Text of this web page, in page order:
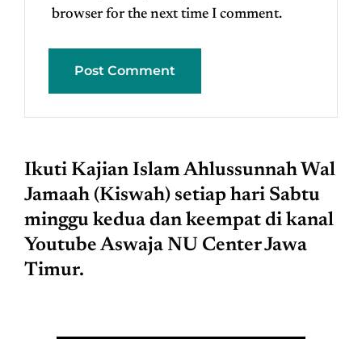
browser for the next time I comment.
Ikuti Kajian Islam Ahlussunnah Wal
Jamaah (Kiswah) setiap hari Sabtu
minggu kedua dan keempat di kanal
Youtube Aswaja NU Center Jawa
Timur.